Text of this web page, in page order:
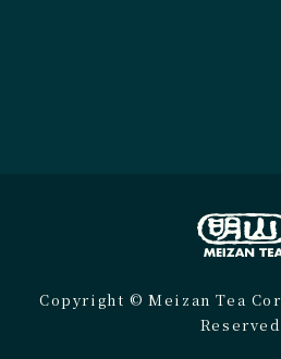
Copyright © Meizan Tea